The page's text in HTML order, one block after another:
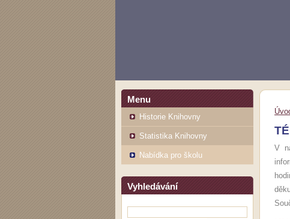
Menu
Historie Knihovny
Statistika Knihovny
Nabídka pro školu
Vyhledávání
V